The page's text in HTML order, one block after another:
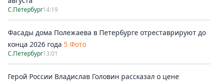
С.Петербург14:19
Фасады дома Полежаева в Петербурге отреставрируют до
конца 2026 года 5 Фото
С.Петербург13:01
Герой России Владислав Головин рассказал о цене